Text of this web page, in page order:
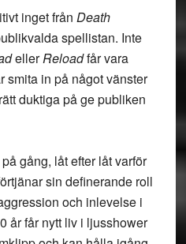
inget från Death
spellistan. Inte
ellerReloadfår vara
smita in på något vänster
duktiga på ge publiken
gång, låt efter låt varför
sin definerande roll
och inlevelse i
år får nytt liv i ljusshower